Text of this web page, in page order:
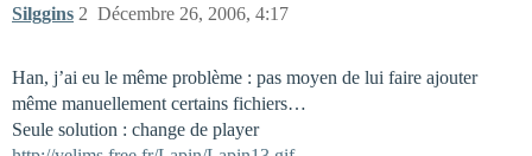
Silggins Décembre 26, 2006, 4:17
2
Han, j’ai eu le même problème : pas moyen de lui faire ajouter
même manuellement certains fichiers…
Seule solution : change de player